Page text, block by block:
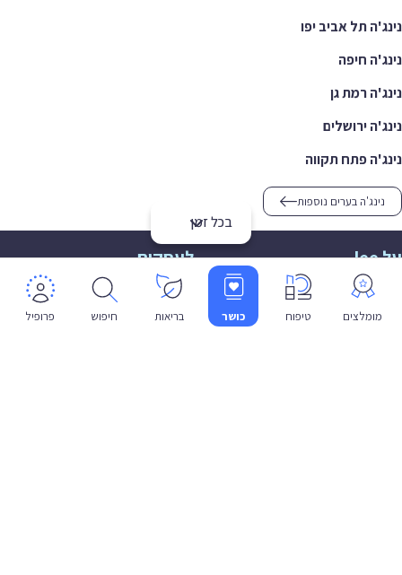
בכל זמן
נינג'ה תל אביב יפו
נינג'ה חיפה
נינג'ה רמת גן
נינג'ה ירושלים
נינג'ה פתח תקווה
נינג'ה בערים נוספות
על lee
אודות
תמיכה
לעסקים
הצטרפות
תמיכה לעסקים
מומלצים טיפוח כושר בריאות חיפוש פרופיל